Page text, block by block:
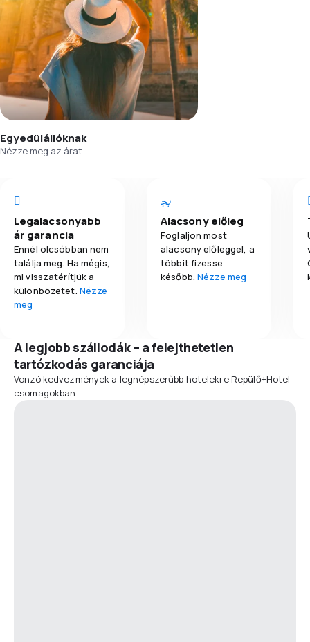
Egyedülállóknak
Nézze meg az árat
Legalacsonyabb
ár garancia
Ennél olcsóbban nem
találja meg. Ha mégis,
mi visszatérítjük a
különbözetet. Nézze
meg
Alacsony előleg
Foglaljon most
alacsony előleggel, a
többit fizesse
később.Nézze meg
A legjobb szállodák – a felejthetetlen
tartózkodás garanciája
Vonzó kedvezmények a legnépszerűbb hotelekre Repülő+Hotel
csomagokban.